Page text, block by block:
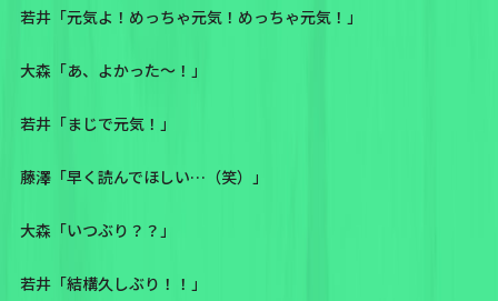
若井「元気よ！めっちゃ元気！めっちゃ元気！」
大森「あ、よかった〜！」
若井「まじで元気！」
藤澤「早く読んでほしい…（笑）」
大森「いつぶり？？」
若井「結構久しぶり！！」